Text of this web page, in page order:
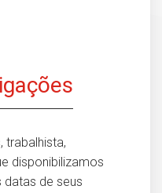
trabalhista,
disponibilizamos
datas de seus